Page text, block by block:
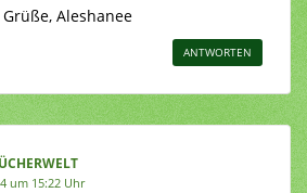
Aleshanee
ANTWORTEN
um 15:22 Uhr